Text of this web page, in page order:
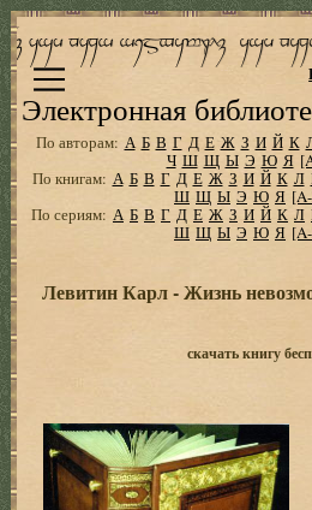
Электронная
По авторам: А Б В Г Д Е Ж З И Й К
Ч Ш Щ Ы Э Ю Я
По книгам: А Б В Г Д Е Ж З И Й К Л
Ш Щ Ы Э Ю Я
По сериям: А Б В Г Д Е Ж З И Й К Л
Ш Щ Ы Э Ю Я
Левитин Карл - Жизнь
скачать книгу